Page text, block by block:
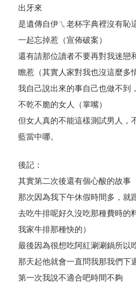
出牙來
是遺傳自伊ㄟ老杯字典裡沒有恥
一起忘掉惹（宣佈破案）
還有請那位讀者不要再對我迷戀
瞻惹（其實人家對我也沒這麼多
我自己說出來的事自己也做不到
不乾不脆的女人（掌嘴）
但女人真的不能這樣測試男人，
藍當中哪。
後記：
其實第二次後還有個心酸的故事
那次因為我下午休假時間多，就
去吃牛排呢好久沒吃那種費時的
我家牛排那種快的）
最後因為很想吃阿紅涮涮鍋所以
那天起他就會一直問我那我們下
第一次我說不適合吧時間不夠